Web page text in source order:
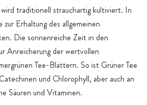
wird traditionell strauchartig kultiviert. In
zur Erhaltung des allgemeinen
Die sonnenreiche Zeit in den
Anreicherung der wertvollen
Tee-Blättern. So ist Grüner Tee
und Chlorophyll, aber auch an
Säuren und Vitaminen.